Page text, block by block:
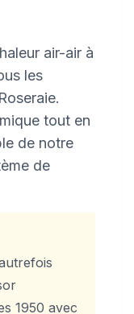
air-air à
les
tout en
de notre
de
1950 avec